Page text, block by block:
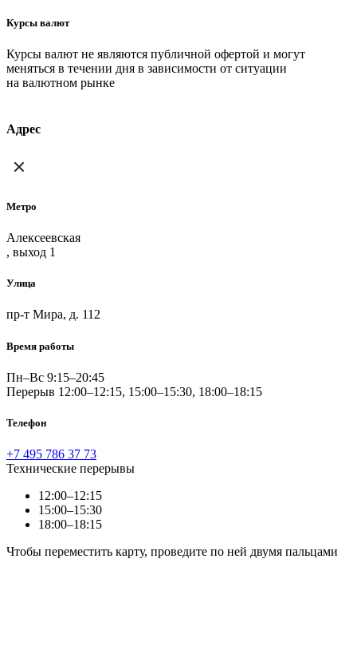
Курсы валют
Курсы валют не являются публичной офертой и могут
меняться в течении дня в зависимости от ситуации
на валютном рынке
Адрес
Метро
Алексеевская
, выход 1
Улица
пр-т Мира, д. 112
Время работы
Пн–Вс 9:15–20:45
Перерыв 12:00–12:15, 15:00–15:30, 18:00–18:15
Телефон
+7 495 786 37 73
Технические перерывы
12:00–12:15
15:00–15:30
18:00–18:15
Чтобы переместить карту, проведите по ней двумя пальцами